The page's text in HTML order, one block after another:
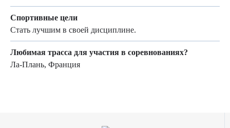
Спортивные цели
Стать лучшим в своей дисциплине.
Любимая трасса для участия в соревнованиях?
Ла-Плань, Франция